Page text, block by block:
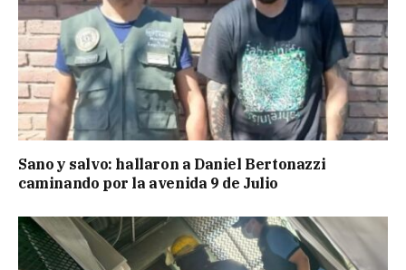
Sano y salvo: hallaron a Daniel Bertonazzi
caminando por la avenida 9 de Julio